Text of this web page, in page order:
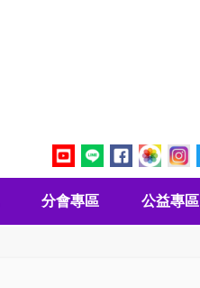
分會專區 公益專區